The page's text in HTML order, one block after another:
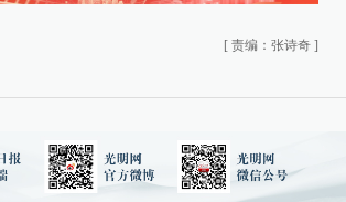
[ 责编：张诗奇 ]